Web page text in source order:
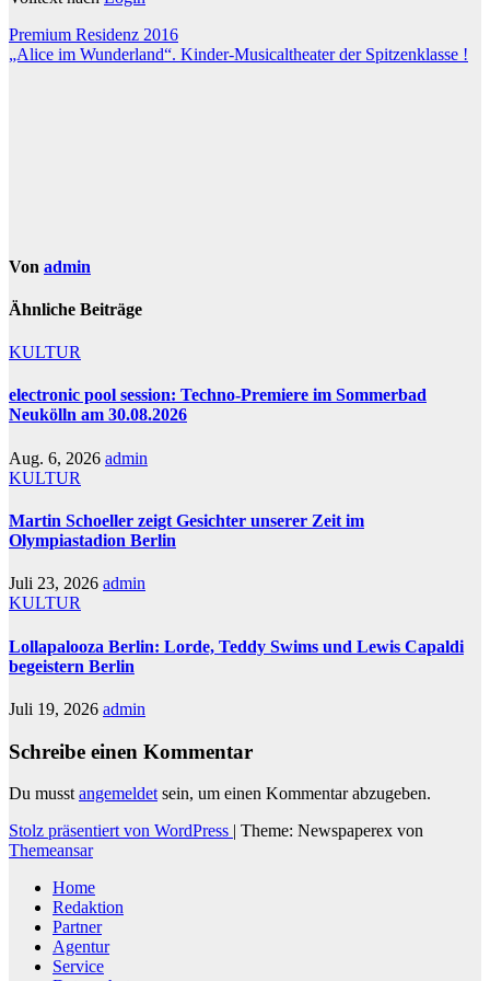
Beitragsnavigation
Premium Residenz 2016
„Alice im Wunderland“. Kinder-Musicaltheater der Spitzenklasse !
Von admin
Ähnliche Beiträge
KULTUR
electronic pool session: Techno-Premiere im Sommerbad
Neukölln am 30.08.2026
Aug. 6, 2026 admin
KULTUR
Martin Schoeller zeigt Gesichter unserer Zeit im
Olympiastadion Berlin
Juli 23, 2026 admin
KULTUR
Lollapalooza Berlin: Lorde, Teddy Swims und Lewis Capaldi
begeistern Berlin
Juli 19, 2026 admin
Schreibe einen Kommentar
Du musst angemeldet sein, um einen Kommentar abzugeben.
Stolz präsentiert von WordPress | Theme: Newspaperex von
Themeansar
Home
Redaktion
Partner
Agentur
Service